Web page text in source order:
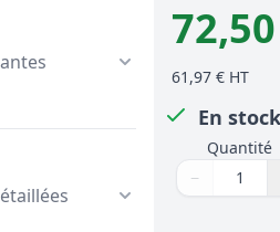
Product
61,97 € HT
En
Quantité
Quantité
Utilisez les
−
Quantité: